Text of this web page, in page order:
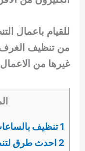
للقيام باعمال
من تنظيف الغرف
غيرها من
1 تنظيف بالساعات في الشارقة
2 احدث طرق لتنظيف المنازل بالساعه